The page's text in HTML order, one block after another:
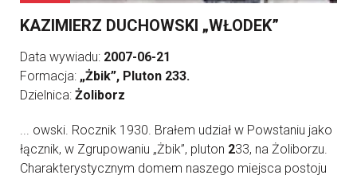
KAZIMIERZ DUCHOWSKI „WŁODEK”
Data wywiadu: 2007-06-21
Formacja: „Żbik”, Pluton 233.
Dzielnica: Żoliborz
... owski. Rocznik 1930. Brałem udział w Powstaniu jako
łącznik, w Zgrupowaniu „Żbik”, pluton 233, na Żoliborzu.
Charakterystycznym domem naszego miejsca postoju